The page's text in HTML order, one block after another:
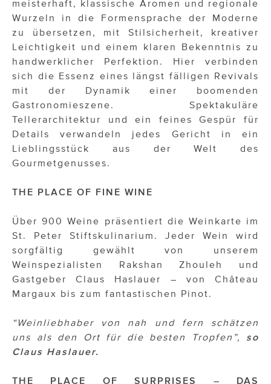
meisterhaft, klassische Aromen und regionale
Wurzeln in die Formensprache der Moderne
zu übersetzen, mit Stilsicherheit, kreativer
Leichtigkeit und einem klaren Bekenntnis zu
handwerklicher Perfektion. Hier verbinden
sich die Essenz eines längst fälligen Revivals
mit der Dynamik einer boomenden
Gastronomieszene. Spektakuläre
Tellerarchitektur und ein feines Gespür für
Details verwandeln jedes Gericht in ein
Lieblingsstück aus der Welt des
Gourmetgenusses.
THE PLACE OF FINE WINE
Über 900 Weine präsentiert die Weinkarte im
St. Peter Stiftskulinarium. Jeder Wein wird
sorgfältig gewählt von unserem
Weinspezialisten Rakshan Zhouleh und
Gastgeber Claus Haslauer – von Château
Margaux bis zum fantastischen Pinot.
“Weinliebhaber von nah und fern schätzen
uns als den Ort für die besten Tropfen”, so
Claus Haslauer.
THE PLACE OF SURPRISES – DAS